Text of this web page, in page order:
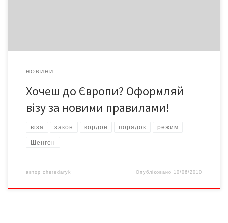
НОВИНИ
Хочеш до Європи? Оформляй
візу за новими правилами!
віза закон кордон порядок режим
Шенген
автор cheredaryk Опубліковано 10/06/2010